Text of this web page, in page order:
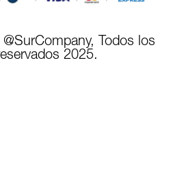
Todos los
2025.